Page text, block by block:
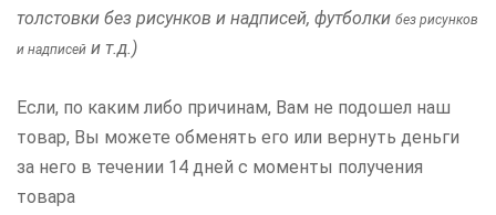
толстовки без рисунков и надписей, футболки без рисунков
и надписей и т.д.)
Если, по каким либо причинам, Вам не подошел наш
товар, Вы можете обменять его или вернуть деньги
за него в течении 14 дней с моменты получения
товара